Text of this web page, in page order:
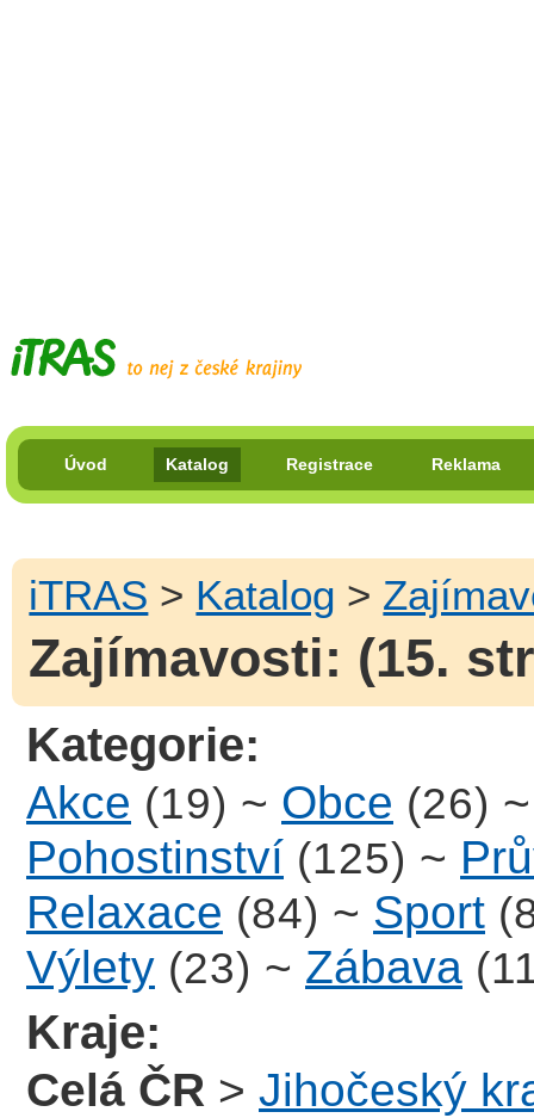
Úvod Katalog Registrace Reklama
iTRAS > Katalog >
Zajímavosti: (15.
Kategorie:
Akce (19) ~ Obce (26)
Pohostinství (125) ~
Relaxace (84) ~ Sport
Výlety (23) ~ Zábava
Kraje:
Celá ČR > Jihočeský